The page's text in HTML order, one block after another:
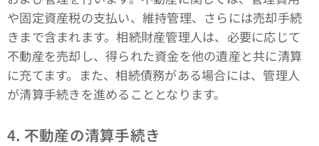
や固定資産税の支払い、維持管理、さらには売却手続
きまで含まれます。相続財産管理人は、必要に応じて
不動産を売却し、得られた資金を他の遺産と共に清算
に充てます。また、相続債務がある場合には、管理人
が清算手続きを進めることとなります。
4. 不動産の清算手続き